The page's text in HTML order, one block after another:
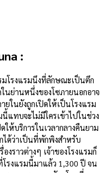
:
มโรงแรมนึงที่ลักษณะเป็นตึก
นย่านหนึ่งของโซภายนอกอาจ
ยในยังถูกเปิดให้เป็นโรงแรม
แทบจะไม่มีใครเข้าไปในช่วง
ห้บริการในเวลากลางคืนยาม
ได้ว่าเป็นที่พักพิงสำหรับ
ราวต่างๆ เจ้าของโรงแรมก็
โรงแรมนี้มาแล้ว 1,300 ปี จน